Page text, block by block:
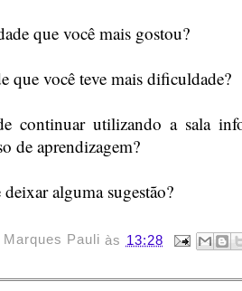
que você mais gostou?
que você teve mais dificuldade?
continuar utilizando a sala
de aprendizagem?
alguma sugestão?
Marques Pauli às 13:28